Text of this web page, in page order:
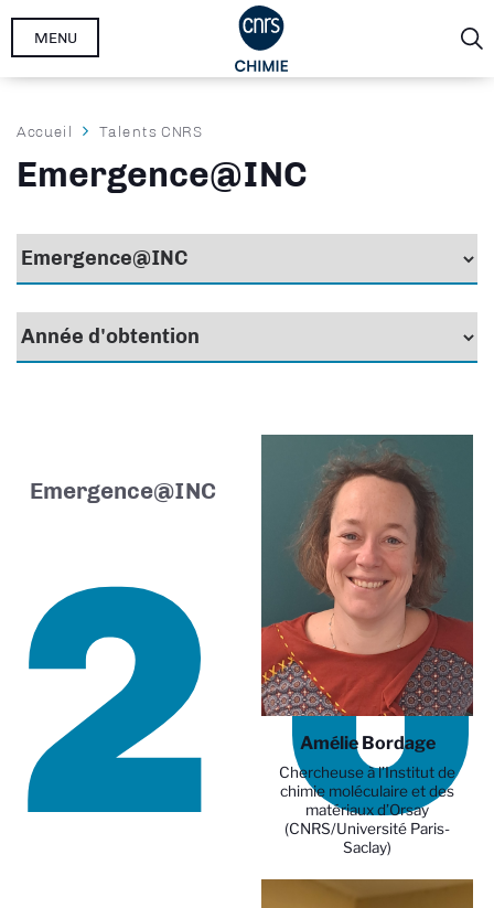
Aller
MENU
Fil
d'Ariane
Accueil Talents CNRS
Emergence@INC
Emergence@INC
Amélie Bordage
Chercheuse à l’Institut de
chimie moléculaire et des
matériaux d’Orsay
(CNRS/Université Paris-
Saclay)